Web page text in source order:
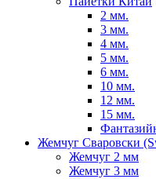
2 мм.
3 мм.
4 мм.
5 мм.
6 мм.
10 мм.
12 мм.
15 мм.
Жемчуг Сваровски
Жемчуг 2 мм
Жемчуг 3 мм